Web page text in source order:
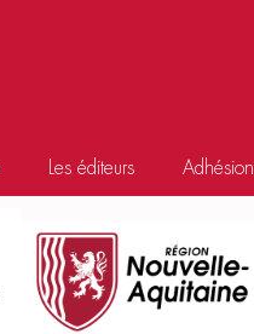
Les éditeurs Adhésion